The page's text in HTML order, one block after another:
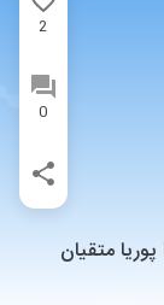
2
0